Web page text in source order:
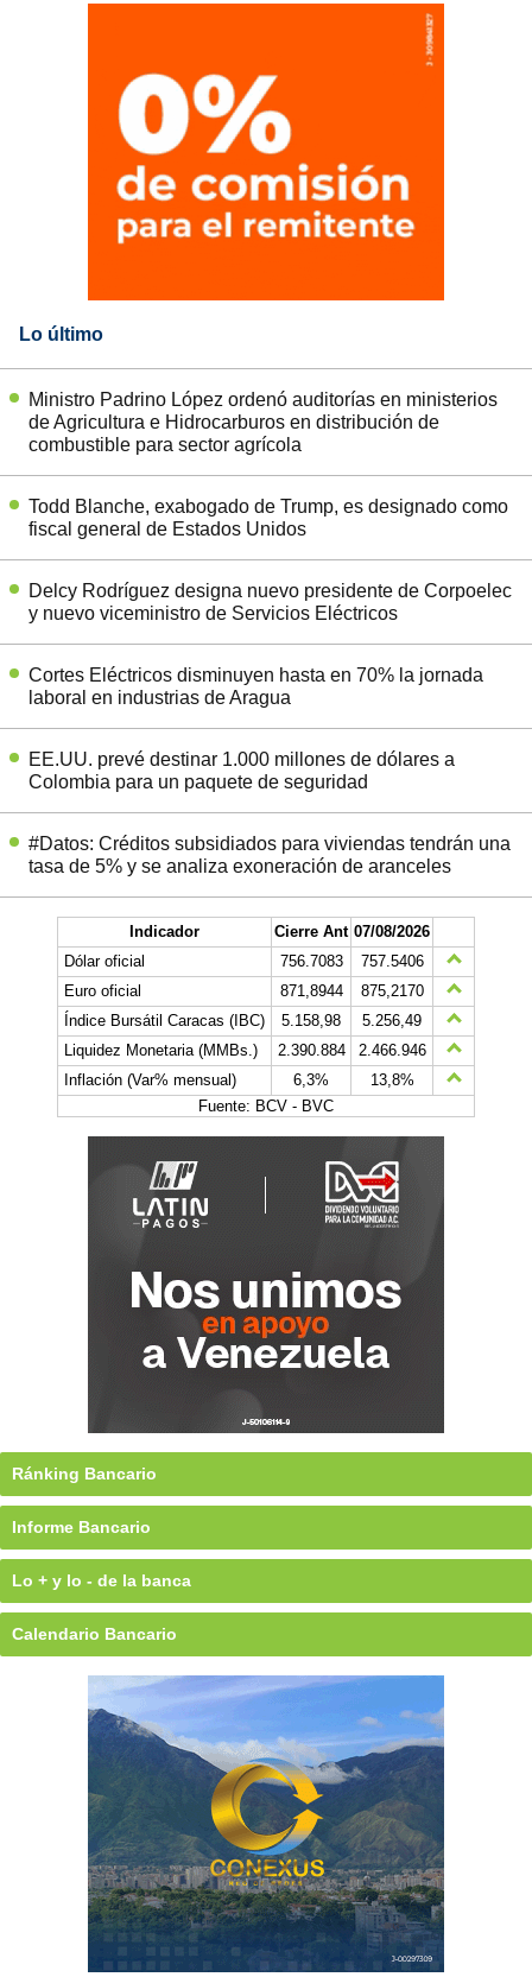
Lo último
Ministro Padrino López ordenó auditorías en ministerios
de Agricultura e Hidrocarburos en distribución de
combustible para sector agrícola
Todd Blanche, exabogado de Trump, es designado como
fiscal general de Estados Unidos
Delcy Rodríguez designa nuevo presidente de Corpoelec
y nuevo viceministro de Servicios Eléctricos
Cortes Eléctricos disminuyen hasta en 70% la jornada
laboral en industrias de Aragua
EE.UU. prevé destinar 1.000 millones de dólares a
Colombia para un paquete de seguridad
#Datos: Créditos subsidiados para viviendas tendrán una
tasa de 5% y se analiza exoneración de aranceles
Indicador Cierre Ant 07/08/2026
Dólar oficial
756.7083
757.5406
Euro oficial
871,8944
875,2170
Índice Bursátil Caracas (IBC)
5.158,98
5.256,49
Liquidez Monetaria (MMBs.)
2.390.884
2.466.946
Inflación (Var% mensual)
6,3%
13,8%
Fuente: BCV - BVC
Ránking Bancario
Informe Bancario
Lo + y lo - de la banca
Calendario Bancario